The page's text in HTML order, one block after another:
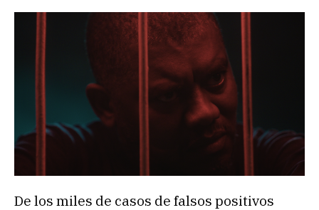
De los miles de casos de falsos positivos